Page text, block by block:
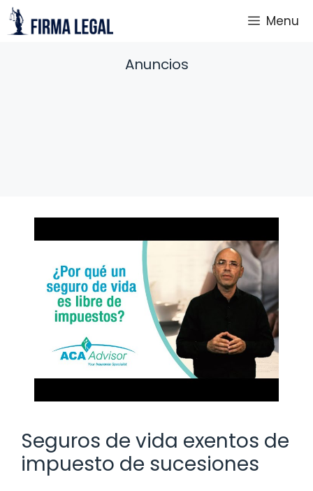
Saltar
al
Menu
Anuncios
Seguros de vida exentos de
impuesto de sucesiones